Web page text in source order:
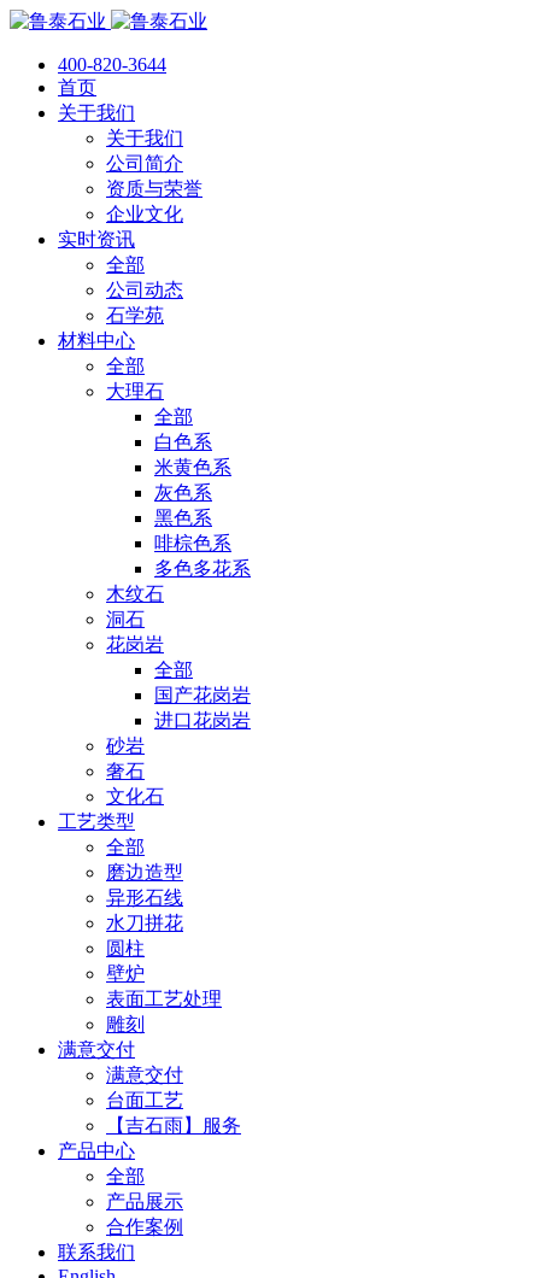
400-820-3644
首页
关于我们
关于我们
公司简介
资质与荣誉
企业文化
实时资讯
全部
公司动态
石学苑
材料中心
全部
大理石
全部
白色系
米黄色系
灰色系
黑色系
啡棕色系
多色多花系
木纹石
洞石
花岗岩
全部
国产花岗岩
进口花岗岩
砂岩
奢石
文化石
工艺类型
全部
磨边造型
异形石线
水刀拼花
圆柱
壁炉
表面工艺处理
雕刻
满意交付
满意交付
台面工艺
【吉石雨】服务
产品中心
全部
产品展示
合作案例
联系我们